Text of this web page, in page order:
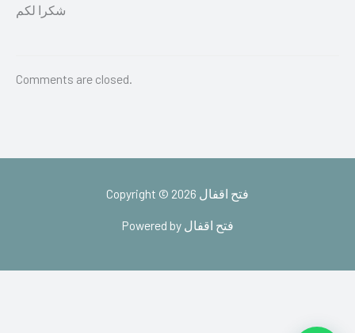
شكرا لكم
Comments are closed.
Copyright © 2026 فتح اقفال
Powered by فتح اقفال